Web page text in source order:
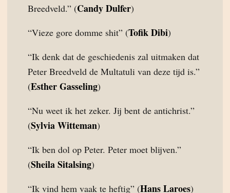
Breedveld.” (Candy Dulfer)
“Vieze gore domme shit” (Tofik Dibi)
“Ik denk dat de geschiedenis zal uitmaken dat
Peter Breedveld de Multatuli van deze tijd is.”
(Esther Gasseling)
“Nu weet ik het zeker. Jij bent de antichrist.”
(Sylvia Witteman)
“Ik ben dol op Peter. Peter moet blijven.”
(Sheila Sitalsing)
“Ik vind hem vaak te heftig” (Hans Laroes)